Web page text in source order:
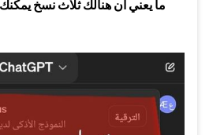
ما يعني ان هنالك ثلاث نسخ يمكنك